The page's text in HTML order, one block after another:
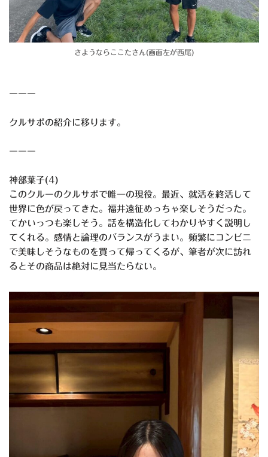
さようならここたさん(画面左が西尾)
ーーー
クルサポの紹介に移ります。
ーーー
神部葉子(4)
このクルーのクルサポで唯一の現役。最近、就活を終活して
世界に色が戻ってきた。福井遠征めっちゃ楽しそうだった。
てかいっつも楽しそう。話を構造化してわかりやすく説明し
てくれる。感情と論理のバランスがうまい。頻繁にコンビニ
で美味しそうなものを買って帰ってくるが、筆者が次に訪れ
るとその商品は絶対に見当たらない。